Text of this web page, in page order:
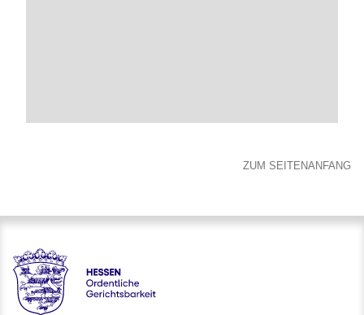
ZUM SEITENANFANG
Hessen - Ordentliche Gerichtsbarkeit Hessen